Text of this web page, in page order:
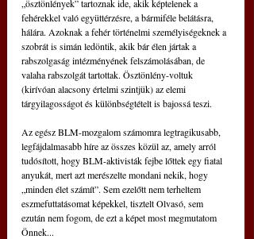
„ösztönlények” tartoznak ide, akik képtelenek a
fehérekkel való együttérzésre, a bármiféle belátásra,
hálára. Azoknak a fehér történelmi személyiségeknek a
szobrát is simán ledöntik, akik bár élen jártak a
rabszolgaság intézményének felszámolásában, de
valaha rabszolgát tartottak. Ösztönlény-voltuk
(kirívóan alacsony értelmi szintjük) az elemi
tárgyilagosságot és különbségtételt is bajossá teszi.
Az egész BLM-mozgalom számomra legtragikusabb,
legfájdalmasabb híre az összes közül az, amely arról
tudósított, hogy BLM-aktivisták fejbe lőttek egy fiatal
anyukát, mert azt merészelte mondani nekik, hogy
„minden élet számít”. Sem ezelőtt nem terheltem
eszmefuttatásomat képekkel, tisztelt Olvasó, sem
ezután nem fogom, de ezt a képet most megmutatom
Önnek...